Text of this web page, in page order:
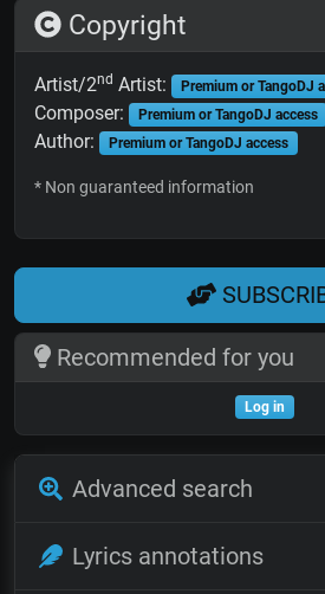
Copyright
Artist/2nd Artist: Premium or TangoDJ
Composer: Premium or TangoDJ access
Author: Premium or TangoDJ access
* Non guaranteed information
Recommended for you
Log in
Advanced search
Lyrics annotations